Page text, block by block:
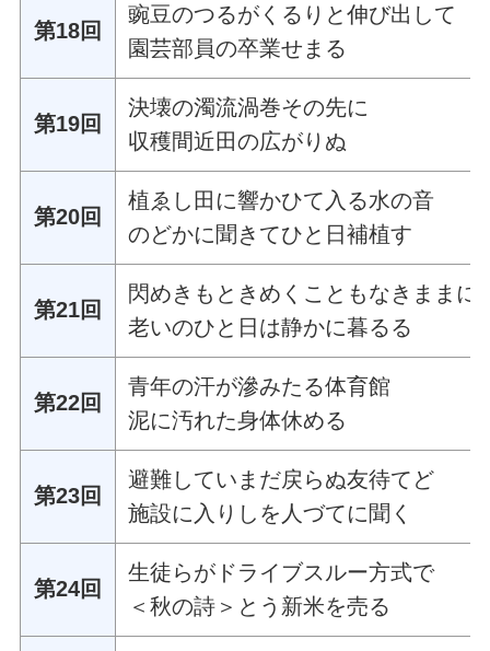
第18回
豌豆のつるがくるりと伸び出して
園芸部員の卒業せまる
第19回
決壊の濁流渦巻その先に
収穫間近田の広がりぬ
第20回
植ゑし田に響かひて入る水の音
のどかに聞きてひと日補植す
第21回
閃めきもときめくこともなきままに
老いのひと日は静かに暮るる
第22回
青年の汗が滲みたる体育館
泥に汚れた身体休める
第23回
避難していまだ戻らぬ友待てど
施設に入りしを人づてに聞く
第24回
生徒らがドライブスルー方式で
＜秋の詩＞とう新米を売る